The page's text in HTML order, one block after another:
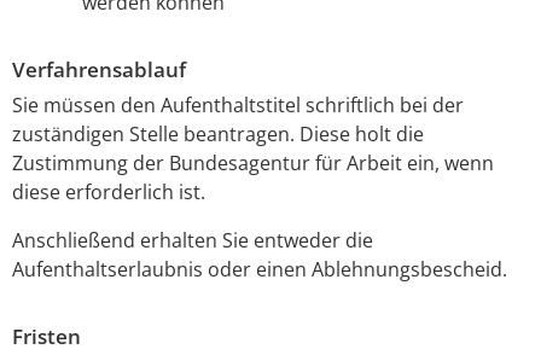
Verfahrensablauf
Sie müssen den Aufenthaltstitel schriftlich bei der
zuständigen Stelle beantragen. Diese holt die
Zustimmung der Bundesagentur für Arbeit ein, wenn
diese erforderlich ist.
Anschließend erhalten Sie entweder die
Aufenthaltserlaubnis oder einen Ablehnungsbescheid.
Fristen